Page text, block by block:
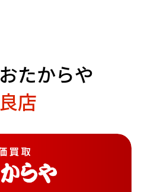
たからや
店